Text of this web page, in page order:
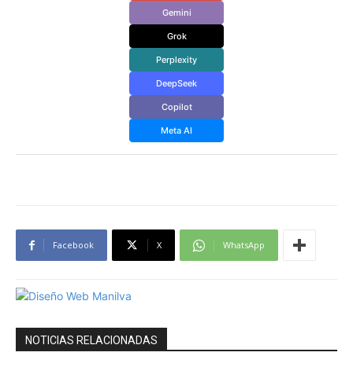
Gemini
Grok
Perplexity
DeepSeek
Copilot
Meta AI
Facebook X WhatsApp
NOTICIAS RELACIONADAS